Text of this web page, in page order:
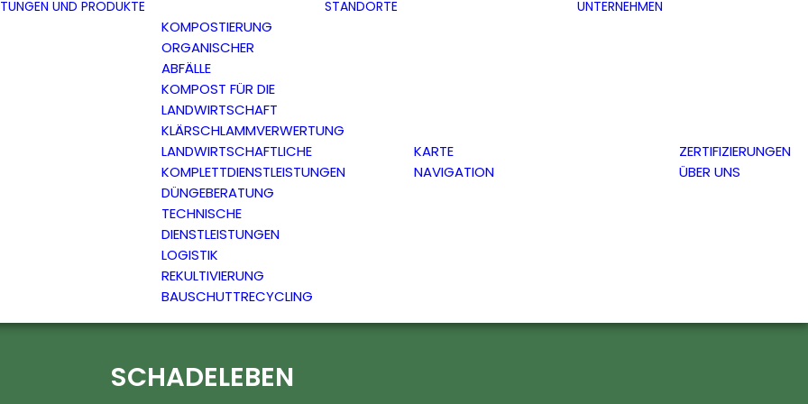
UND PRODUKTE
KOMPOSTIERUNG
ORGANISCHER
ABFÄLLE
KOMPOST FÜR DIE
LANDWIRTSCHAFT
KLÄRSCHLAMMVERWERTUNG
LANDWIRTSCHAFTLICHE
KOMPLETTDIENSTLEISTUNGEN
DÜNGEBERATUNG
TECHNISCHE
DIENSTLEISTUNGEN
LOGISTIK
REKULTIVIERUNG
BAUSCHUTTRECYCLING
STANDORTE
KARTE
NAVIGATION
UNTERNEHMEN
ZERTIFIZIERUNGEN
ÜBER UNS
SCHADELEBEN